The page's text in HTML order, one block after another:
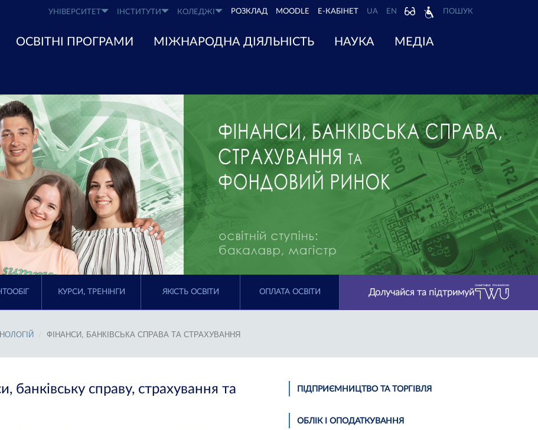
УНІВЕРСИТЕТ ІНСТИТУТИ КОЛЕДЖІ РОЗКЛАД MOODLE Е-КАБІНЕТ UA EN ПОШУК
ОСВІТНІ ПРОГРАМИ МІЖНАРОДНА ДІЯЛЬНІСТЬ НАУКА
МЕДІА
КУРСИ, ТРЕНІНГИ ЯКІСТЬ ОСВІТИ ОПЛАТА ОСВІТИ Долучайся та підтримуй
ФІНАНСИ, БАНКІВСЬКА СПРАВА ТА СТРАХУВАННЯ
банківську справу, страхування та
ПІДПРИЄМНИЦТВО ТА ТОРГІВЛЯ
ОБЛІК I ОПОДАТКУВАННЯ